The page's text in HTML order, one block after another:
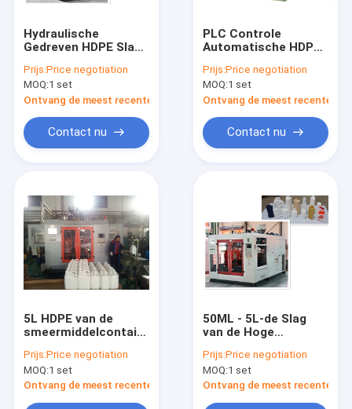
Hydraulische
Gedreven HDPE Slag
met Nauwkeurig
Elektrocontrolesysteem
Prijs:Price negotiation
MOQ:1 set
Ontvang de meest recente Prijs
Contact nu
PLC Controle
Automatische HDPE
Machine Aangepaste
Containercapaciteit
Prijs:Price negotiation
MOQ:1 set
Ontvang de meest recente
Contact nu
5L HDPE van de
smeermiddelcontainer
Slagafgietsel MP80D
met Ce-Norm
Prijs:Price negotiation
MOQ:1 set
Ontvang de meest recente Prijs
50ML - 5L-de Slag
van de Hoge
Fles het Vormen
Machinemp70d
Autosmering
Prijs:Price negotiation
MOQ:1 set
Ontvang de meest recente